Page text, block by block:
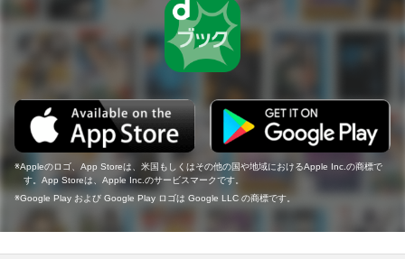
Appleのロゴ、App Storeは、米国もしくはその他の国や地域におけるApple Inc.の商標で
す。App Storeは、Apple Inc.のサービスマークです。
Google Play および Google Play ロゴは Google LLC の商標です。